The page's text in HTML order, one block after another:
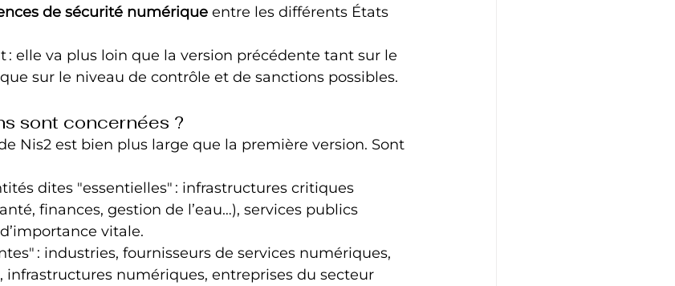
de sécurité numérique entre les différents États
: elle va plus loin que la version précédente tant sur le
sur le niveau de contrôle et de sanctions possibles.
sont concernées ?
Nis2 est bien plus large que la première version. Sont
dites "essentielles" : infrastructures critiques
finances, gestion de l’eau…), services publics
vitale.
: industries, fournisseurs de services numériques,
infrastructures numériques, entreprises du secteur